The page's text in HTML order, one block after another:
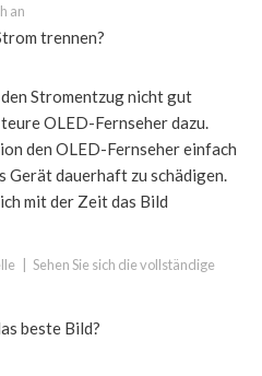
an
trennen?
Stromentzug nicht gut
OLED-Fernseher dazu.
den OLED-Fernseher einfach
Gerät dauerhaft zu schädigen.
mit der Zeit das Bild
Sehen Sie sich die vollständige
beste Bild?